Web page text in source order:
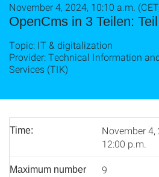
OpenCms in 3 Teilen:
November 4, 2024, 10:10 a.m.
Topic: IT & digitalization
Provider: Technical Information
Services (TIK)
Time:
November
12:00 p.m.
Maximum number
9